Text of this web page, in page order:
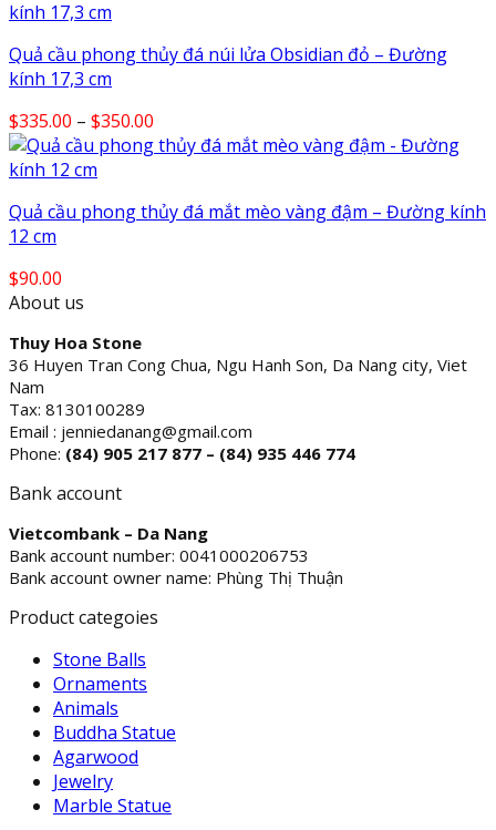
Quả cầu phong thủy đá núi lửa Obsidian đỏ – Đường
kính 17,3 cm
$335.00 – $350.00
range:
$350.00
Quả cầu phong thủy đá mắt mèo vàng đậm – Đường kính
12 cm
$90.00
About us
Thuy Hoa Stone
36 Huyen Tran Cong Chua, Ngu Hanh Son, Da Nang city, Viet
Nam
Tax: 8130100289
Email : jenniedanang@gmail.com
Phone: (84) 905 217 877 – (84) 935 446 774
Bank account
Vietcombank – Da Nang
Bank account number: 0041000206753
Bank account owner name: Phùng Thị Thuận
Product categoies
Stone Balls
Ornaments
Animals
Buddha Statue
Agarwood
Jewelry
Marble Statue